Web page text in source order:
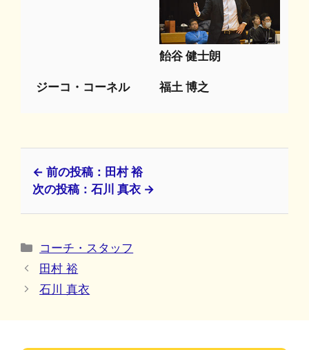
飴谷 健士朗
ジーコ・コーネル 福土 博之
← 前の投稿：田村 裕
次の投稿：石川 真衣 →
カ
テ
リ
コーチ・スタッフ
田村 裕
石川 真衣